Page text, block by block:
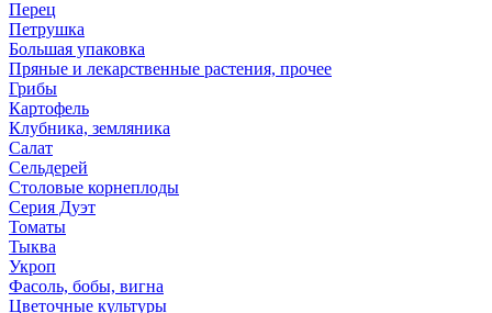
Перец
Петрушка
Большая упаковка
Пряные и лекарственные растения, прочее
Грибы
Картофель
Клубника, земляника
Салат
Сельдерей
Столовые корнеплоды
Серия Дуэт
Томаты
Тыква
Укроп
Фасоль, бобы, вигна
Цветочные культуры